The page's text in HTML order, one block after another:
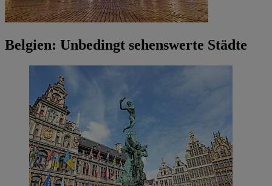
Belgien: Unbedingt sehenswerte Städte